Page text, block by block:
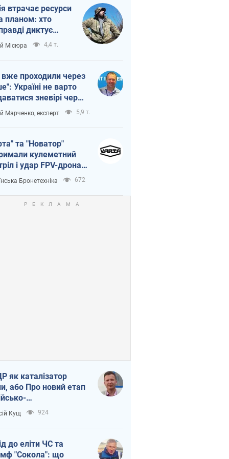
втрачає ресурси
планом: хто
диктує
війни
Місюра 4,4 т.
проходили через
Україні не варто
зневірі через
терор
Марченко, експерт 5,9 т.
та "Новатор"
кулеметний
і удар FPV-дрона,
життя
ЗСУ
Бронетехніка 672
як каталізатор
або Про новий етап
Кущ 924
до еліти ЧС та
"Сокола": що